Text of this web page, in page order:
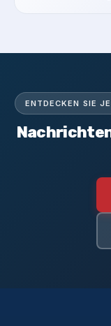
ENTDECKEN SIE